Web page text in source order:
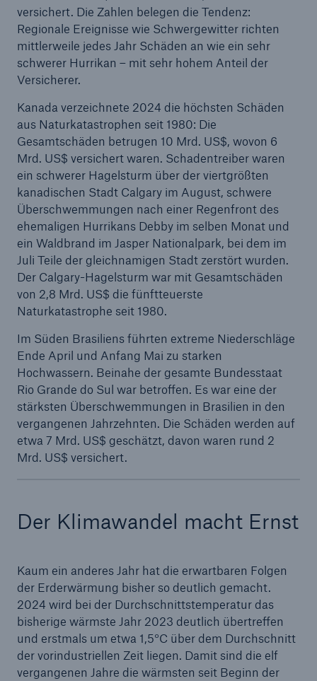
versichert. Die Zahlen belegen die Tendenz:
Regionale Ereignisse wie Schwergewitter richten
mittlerweile jedes Jahr Schäden an wie ein sehr
schwerer Hurrikan – mit sehr hohem Anteil der
Versicherer.
Kanada verzeichnete 2024 die höchsten Schäden
aus Naturkatastrophen seit 1980: Die
Gesamtschäden betrugen 10 Mrd. US$, wovon 6
Mrd. US$ versichert waren. Schadentreiber waren
ein schwerer Hagelsturm über der viertgrößten
kanadischen Stadt Calgary im August, schwere
Überschwemmungen nach einer Regenfront des
ehemaligen Hurrikans Debby im selben Monat und
ein Waldbrand im Jasper Nationalpark, bei dem im
Juli Teile der gleichnamigen Stadt zerstört wurden.
Der Calgary-Hagelsturm war mit Gesamtschäden
von 2,8 Mrd. US$ die fünftteuerste
Naturkatastrophe seit 1980.
Im Süden Brasiliens führten extreme Niederschläge
Ende April und Anfang Mai zu starken
Hochwassern. Beinahe der gesamte Bundesstaat
Rio Grande do Sul war betroffen. Es war eine der
stärksten Überschwemmungen in Brasilien in den
vergangenen Jahrzehnten. Die Schäden werden auf
etwa 7 Mrd. US$ geschätzt, davon waren rund 2
Mrd. US$ versichert.
Der Klimawandel macht Ernst
Kaum ein anderes Jahr hat die erwartbaren Folgen
der Erderwärmung bisher so deutlich gemacht.
2024 wird bei der Durchschnittstemperatur das
bisherige wärmste Jahr 2023 deutlich übertreffen
und erstmals um etwa 1,5°C über dem Durchschnitt
der vorindustriellen Zeit liegen. Damit sind die elf
vergangenen Jahre die wärmsten seit Beginn der